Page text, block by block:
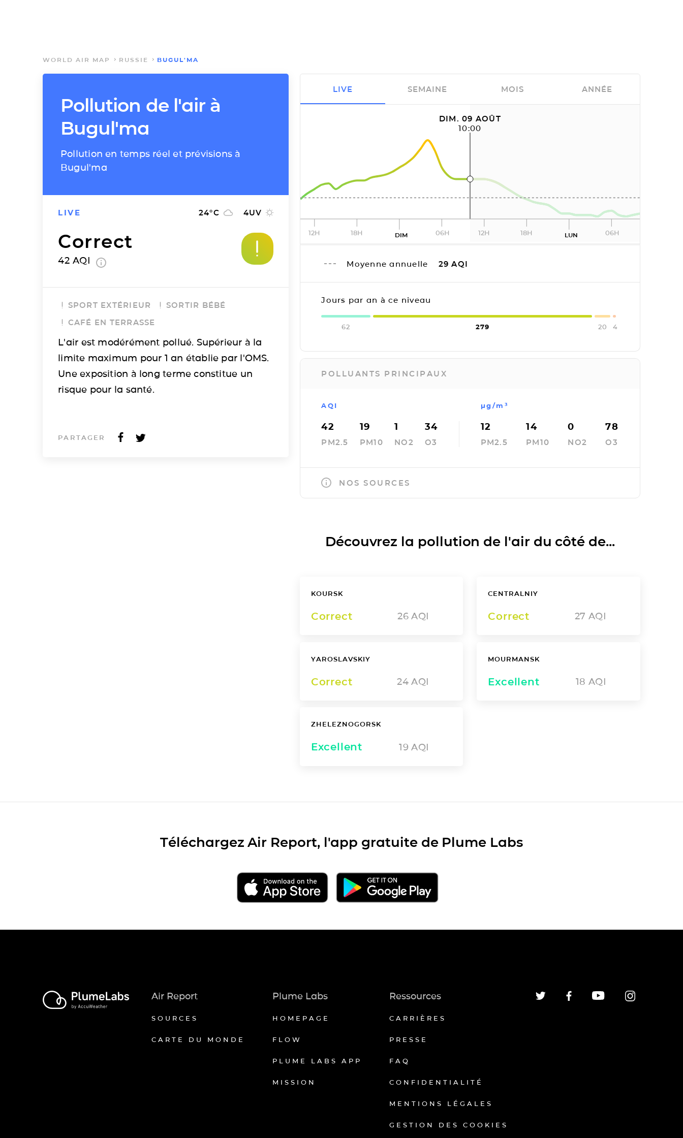
WORLD AIR MAP RUSSIE BUGUL'MA
Pollution de l'air à
Bugul'ma
Pollution en temps réel et prévisions à
Bugul'ma
LIVE 24°C 4UV
Correct
42 AQI
SPORT EXTÉRIEUR
SORTIR BÉBÉ
CAFÉ EN TERRASSE
L'air est modérément pollué. Supérieur à la
limite maximum pour 1 an établie par l'OMS.
Une exposition à long terme constitue un
risque pour la santé.
PARTAGER
DIM. 09 AOÛT
10:00
12H 18H DIM 06H 12H 18H LUN 06H
Moyenne annuelle 29 AQI
Jours par an à ce niveau
62 279 20 4
POLLUANTS PRINCIPAUX
AQI
42
PM2.5
19
PM10
1
NO2
34
O3
µg/m³
12
PM2.5
14
PM10
0
NO2
78
O3
NOS SOURCES
LIVE SEMAINE MOIS ANNÉE
Découvrez la pollution de l'air du côté de...
KOURSK
Correct 26 AQI
CENTRALNIY
Correct 27 AQI
YAROSLAVSKIY
Correct 24 AQI
MOURMANSK
Excellent 18 AQI
ZHELEZNOGORSK
Excellent 19 AQI
Téléchargez Air Report, l'app gratuite de Plume Labs
Air Report
SOURCES
CARTE DU MONDE
Plume Labs
HOMEPAGE
FLOW
PLUME LABS APP
MISSION
Ressources
CARRIÈRES
PRESSE
FAQ
CONFIDENTIALITÉ
MENTIONS LÉGALES
GESTION DES COOKIES